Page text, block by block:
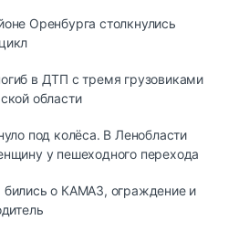
Оренбурга столкнулись
в ДТП с тремя грузовиками
области
под колёса. В Ленобласти
у пешеходного перехода
о КАМАЗ, ограждение и